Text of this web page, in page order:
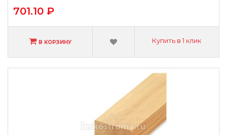
701.10 ₽
В КОРЗИНУ Купить в 1 клик